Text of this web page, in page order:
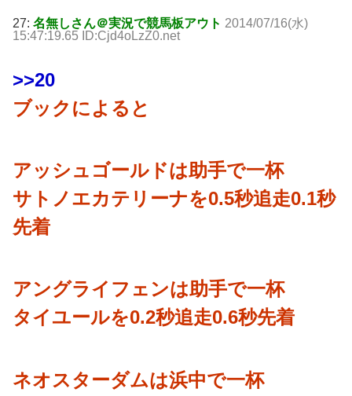
27: 名無しさん＠実況で競馬板アウト 2014/07/16(水)
15:47:19.65 ID:Cjd4oLzZ0.net
>>20
ブックによると
アッシュゴールドは助手で一杯
サトノエカテリーナを0.5秒追走0.1秒
先着
アングライフェンは助手で一杯
タイユールを0.2秒追走0.6秒先着
ネオスターダムは浜中で一杯